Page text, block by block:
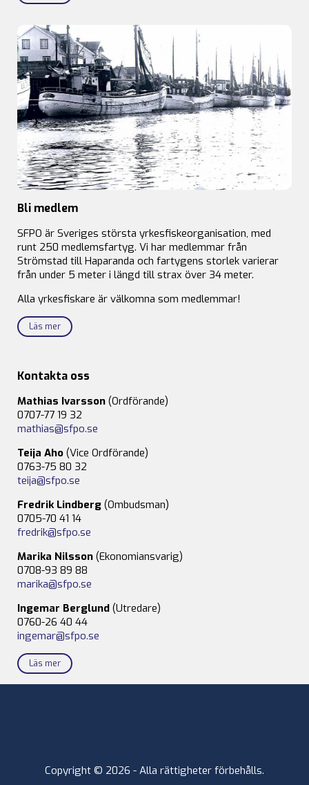
Bli medlem
SFPO är Sveriges största yrkesfiskeorganisation, med
runt 250 medlemsfartyg. Vi har medlemmar från
Strömstad till Haparanda och fartygens storlek varierar
från under 5 meter i längd till strax över 34 meter.
Alla yrkesfiskare är välkomna som medlemmar!
Läs mer
Kontakta oss
Mathias Ivarsson (Ordförande)
0707-77 19 32
mathias@sfpo.se
Teija Aho (Vice Ordförande)
0763-75 80 32
teija@sfpo.se
Fredrik Lindberg (Ombudsman)
0705-70 41 14
fredrik@sfpo.se
Marika Nilsson (Ekonomiansvarig)
0708-93 89 88
marika@sfpo.se
Ingemar Berglund (Utredare)
0760-26 40 44
ingemar@sfpo.se
Läs mer
Copyright © 2026 - Alla rättigheter förbehålls.